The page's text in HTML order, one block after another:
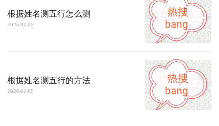
根据姓名测五行怎么测
2026-07-05
根据姓名测五行的方法
2026-07-05